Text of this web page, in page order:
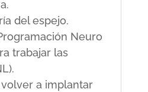
del espejo.
Neuro
trabajar las
a implantar